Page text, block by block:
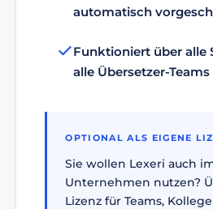
automatisch
Funktioniert über alle
alle Übersetzer-
OPTIONAL ALS EIGENE
Sie wollen Lexeri auch
Unternehmen nutzen?
Lizenz für Teams,